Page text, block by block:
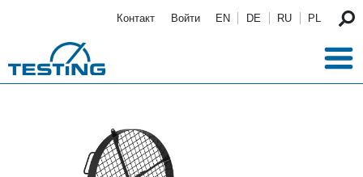
Контакт Войти EN DE RU PL